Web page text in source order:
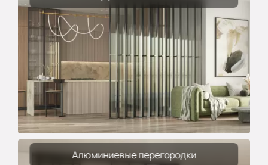
Алюминиевые перегородки